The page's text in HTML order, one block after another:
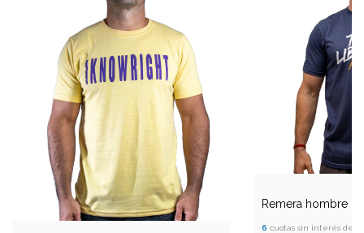
Remera hombre
6 cuotas sin interés de